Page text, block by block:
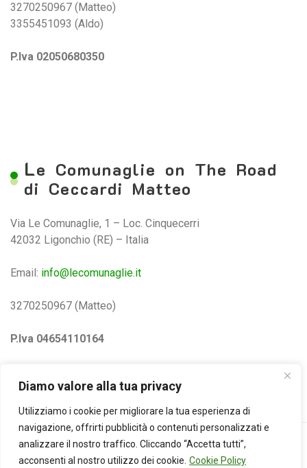
Diamo valore alla tua privacy
Utilizziamo i cookie per migliorare la tua esperienza di
navigazione, offrirti pubblicità o contenuti personalizzati e
analizzare il nostro traffico. Cliccando “Accetta tutti”,
acconsenti al nostro utilizzo dei cookie. Cookie Policy
3270250967 (Matteo)
3355451093 (Aldo)
P.Iva 02050680350
Le Comunaglie on The Road
di Ceccardi Matteo
Via Le Comunaglie, 1 – Loc. Cinquecerri
42032 Ligonchio (RE) – Italia
Email: info@lecomunaglie.it
3270250967 (Matteo)
P.Iva 04654110164
Copyright © 2025 Azienda Agricola Le Comunaglie s. s. All